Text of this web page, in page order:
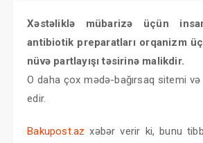
Xəstəliklə mübarizə üçün
antibiotik preparatları orqanizm
nüvə partlayışı təsirinə malikdir.
O daha çox mədə-bağırsaq sitemi
edir.
Bakupost.azxəbər verir ki, bunu